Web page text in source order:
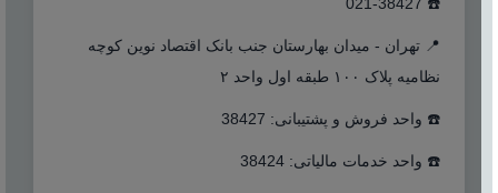
📍 تهران - میدان بهارستان جنب بانک اقتصاد نوین کوچه
نظامیه پلاک ۱۰۰ طبقه اول واحد ۲
☎️ واحد فروش و پشتیبانی: 38427
☎️ واحد خدمات مالیاتی: 38424